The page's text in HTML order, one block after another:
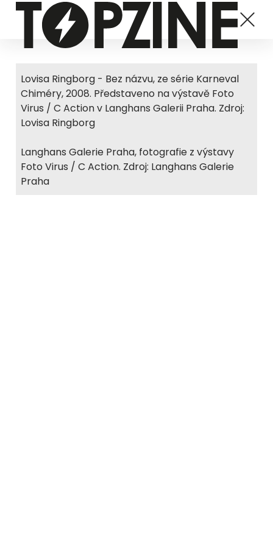
Lovisa Ringborg - Bez názvu, ze série Karneval
Chiméry, 2008. Představeno na výstavě Foto
Virus / C Action v Langhans Galerii Praha. Zdroj:
Lovisa Ringborg
Langhans Galerie Praha, fotografie z výstavy
Foto Virus / C Action. Zdroj: Langhans Galerie
Praha